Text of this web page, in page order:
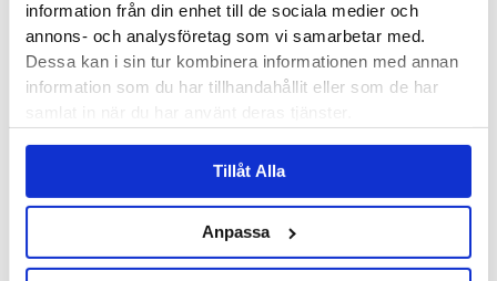
information från din enhet till de sociala medier och
annons- och analysföretag som vi samarbetar med.
Dessa kan i sin tur kombinera informationen med annan
information som du har tillhandahållit eller som de har
Tillåt Alla
Anpassa
Kontakta oss
order@idigdenim.com
Adress:
Hamnfyrsvägen 3
423 40 Torslanda